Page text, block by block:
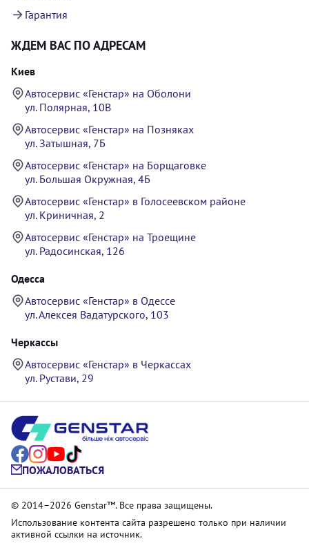
Гарантия
ЖДЕМ ВАС ПО АДРЕСАМ
Киев
Автосервис «Генстар» на Оболони
ул. Полярная, 10В
Автосервис «Генстар» на Позняках
ул. Затышная, 7Б
Автосервис «Генстар» на Борщаговке
ул. Большая Окружная, 4Б
Автосервис «Генстар» в Голосеевском районе
ул. Криничная, 2
Автосервис «Генстар» на Троещине
ул. Радосинская, 126
Одесса
Автосервис «Генстар» в Одессе
ул. Алексея Вадатурского, 103
Черкассы
Автосервис «Генстар» в Черкассах
ул. Рустави, 29
ПОЖАЛОВАТЬСЯ
© 2014–2026 Genstar™. Все права защищены.
Использование контента сайта разрешено только при наличии
активной ссылки на источник.